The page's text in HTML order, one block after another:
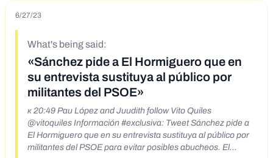
6/27/23
What's being said:
«Sánchez pide a El Hormiguero que en
su entrevista sustituya al público por
militantes del PSOE»
к 20:49 Pau López and Juudith follow Vito Quiles
@vitoquiles Información #exclusiva: Tweet Sánchez pide a
El Hormiguero que en su entrevista sustituya al público por
militantes del PSOE para evitar posibles abucheos. El